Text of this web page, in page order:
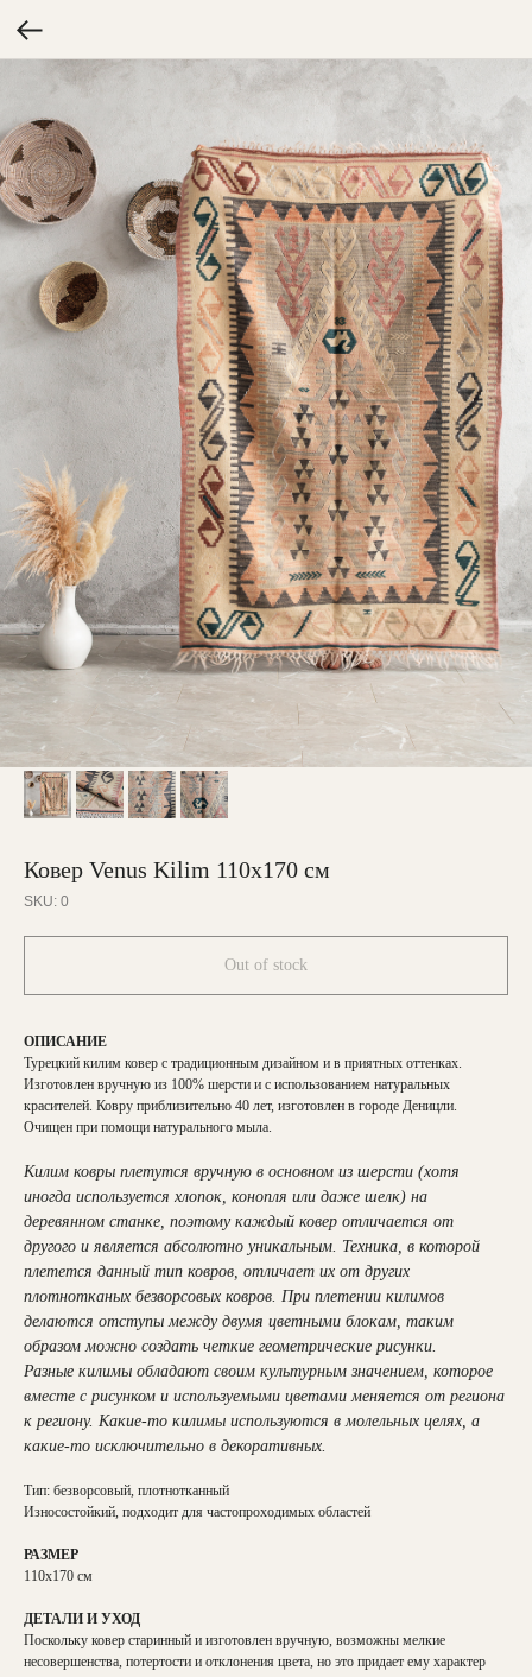
Ковер Venus Kilim 110х170 см
SKU: 0
Out of stock
ОПИСАНИЕ
Турецкий килим ковер с традиционным дизайном и в приятных оттенках.
Изготовлен вручную из 100% шерсти и с использованием натуральных
красителей. Ковру приблизительно 40 лет, изготовлен в городе Деницли.
Очищен при помощи натурального мыла.
Килим ковры плетутся вручную в основном из шерсти (хотя
иногда используется хлопок, конопля или даже шелк) на
деревянном станке, поэтому каждый ковер отличается от
другого и является абсолютно уникальным. Техника, в которой
плетется данный тип ковров, отличает их от других
плотнотканых безворсовых ковров. При плетении килимов
делаются отступы между двумя цветными блокам, таким
образом можно создать четкие геометрические рисунки.
Разные килимы обладают своим культурным значением, которое
вместе с рисунком и используемыми цветами меняется от региона
к региону. Какие-то килимы используются в молельных целях, а
какие-то исключительно в декоративных.
Тип: безворсовый, плотнотканный
Износостойкий, подходит для частопроходимых областей
РАЗМЕР
110х170 см
ДЕТАЛИ И УХОД
Поскольку ковер старинный и изготовлен вручную, возможны мелкие
несовершенства, потертости и отклонения цвета, но это придает ему характер